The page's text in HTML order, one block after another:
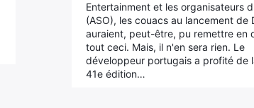
Entertainment et les organisateurs
(ASO), les couacs au lancement de
auraient, peut-être, pu remettre en
tout ceci. Mais, il n'en sera rien. Le
développeur portugais a profité de
41e édition…